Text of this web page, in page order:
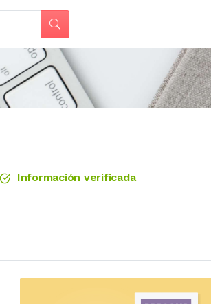
Información verificada